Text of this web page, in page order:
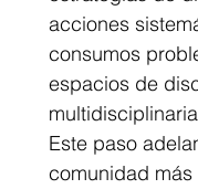
acciones
consumos
espacios de
Este paso
comunidad